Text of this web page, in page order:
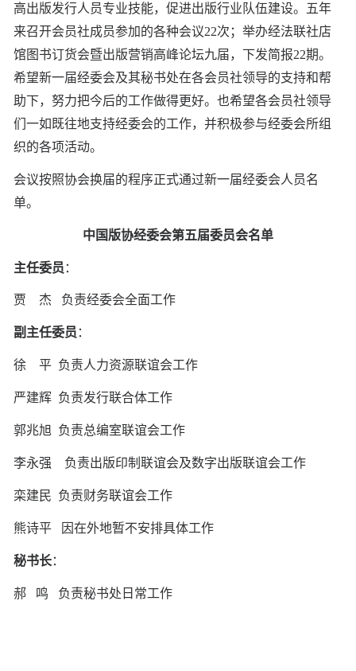
高出版发行人员专业技能，促进出版行业队伍建设。五年
来召开会员社成员参加的各种会议22次；举办经法联社店
馆图书订货会暨出版营销高峰论坛九届，下发简报22期。
希望新一届经委会及其秘书处在各会员社领导的支持和帮
助下，努力把今后的工作做得更好。也希望各会员社领导
们一如既往地支持经委会的工作，并积极参与经委会所组
织的各项活动。
会议按照协会换届的程序正式通过新一届经委会人员名
单。
中国版协经委会第五届委员会名单
主任委员 ：
贾 杰 负责经委会全面工作
副主任委员 ：
徐 平 负责人力资源联谊会工作
严建辉 负责发行联合体工作
郭兆旭 负责总编室联谊会工作
李永强 负责出版印制联谊会及数字出版联谊会工作
栾建民 负责财务联谊会工作
熊诗平 因在外地暂不安排具体工作
秘书长：
郝 鸣 负责秘书处日常工作